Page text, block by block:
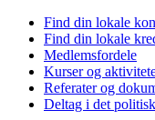
Find din lokale
Find din lokale
Medlemsfordele
Kurser og
Referater og
Deltag i det